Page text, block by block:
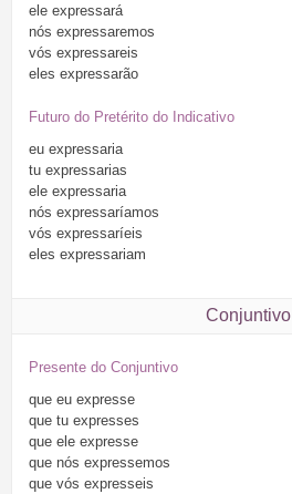
ele expressará
nós expressaremos
vós expressareis
eles expressarão
Futuro do Pretérito do Indicativo
eu expressaria
tu expressarias
ele expressaria
nós expressaríamos
vós expressaríeis
eles expressariam
Conjuntivo
Presente do Conjuntivo
que eu expresse
que tu expresses
que ele expresse
que nós expressemos
que vós expresseis